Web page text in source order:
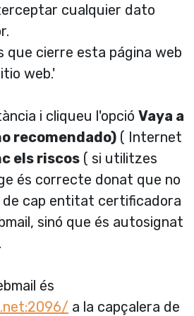
cualquier dato
que cierre esta página web
web.'
i cliqueu l'opció Vaya a
recomendado) ( Internet
els riscos ( si utilitzes
és correcte donat que no
cap entitat certificadora
sinó que és autosignat
és
a la capçalera de